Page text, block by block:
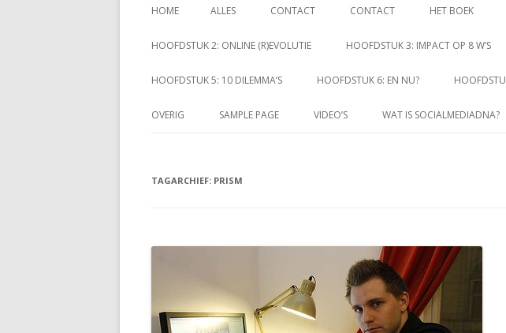
HOME ALLES CONTACT CONTACT HET BOEK
HOOFDSTUK 2: ONLINE (R)EVOLUTIE HOOFDSTUK 3: IMPACT OP 8 W’S
HOOFDSTUK 5: 10 DILEMMA’S HOOFDSTUK 6: EN NU?
OVERIG SAMPLE PAGE VIDEO’S WAT IS SOCIALMEDIADNA?
TAGARCHIEF: PRISM